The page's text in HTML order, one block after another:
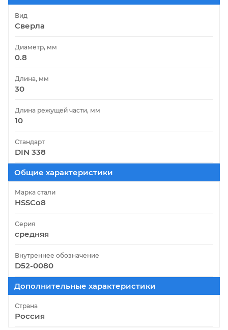
Вид
Сверла
Диаметр, мм
0.8
Длина, мм
30
Длина режущей части, мм
10
Стандарт
DIN 338
Общие характеристики
Марка стали
HSSCo8
Серия
средняя
Внутреннее обозначение
D52-0080
Дополнительные характеристики
Страна
Россия